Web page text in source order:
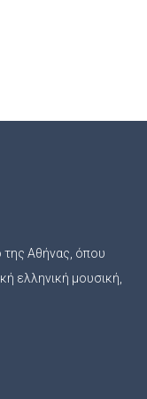
της Αθήνας, όπου
ελληνική μουσική,